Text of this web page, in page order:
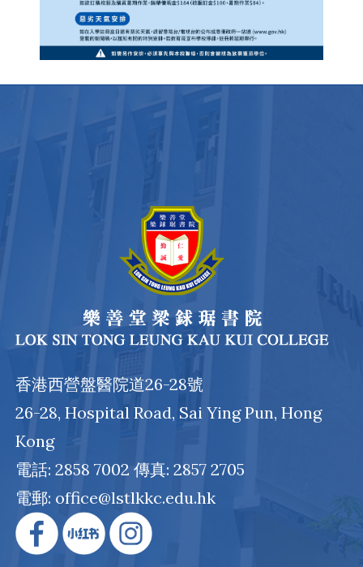
香港西營盤醫院道26-28號
26-28, Hospital Road, Sai Ying Pun, Hong
Kong
電話: 2858 7002 傳真: 2857 2705
電郵: office@lstlkkc.edu.hk